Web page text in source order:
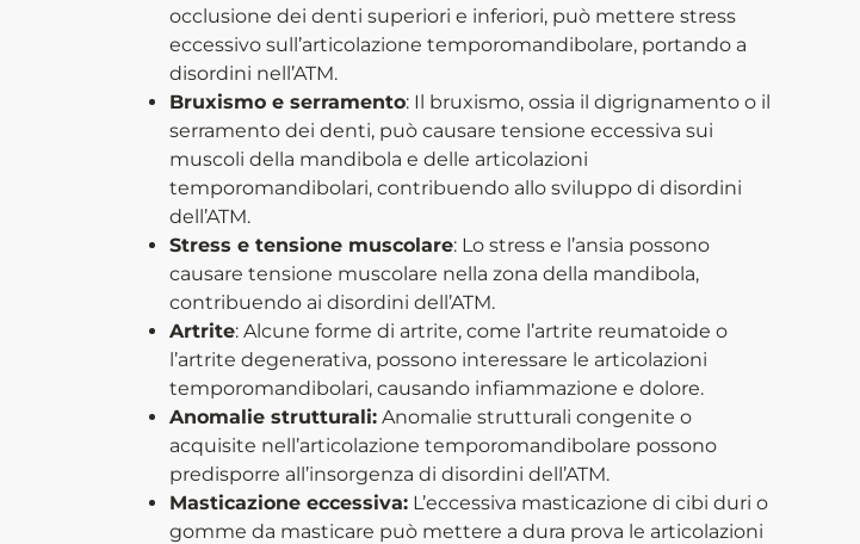
occlusione dei denti superiori e inferiori, può mettere stress
eccessivo sull’articolazione temporomandibolare, portando a
disordini nell’ATM.
Bruxismo e serramento: Il bruxismo, ossia il digrignamento o il
serramento dei denti, può causare tensione eccessiva sui
muscoli della mandibola e delle articolazioni
temporomandibolari, contribuendo allo sviluppo di disordini
dell’ATM.
Stress e tensione muscolare: Lo stress e l’ansia possono
causare tensione muscolare nella zona della mandibola,
contribuendo ai disordini dell’ATM.
Artrite: Alcune forme di artrite, come l’artrite reumatoide o
l’artrite degenerativa, possono interessare le articolazioni
temporomandibolari, causando infiammazione e dolore.
Anomalie strutturali: Anomalie strutturali congenite o
acquisite nell’articolazione temporomandibolare possono
predisporre all’insorgenza di disordini dell’ATM.
Masticazione eccessiva: L’eccessiva masticazione di cibi duri o
gomme da masticare può mettere a dura prova le articolazioni